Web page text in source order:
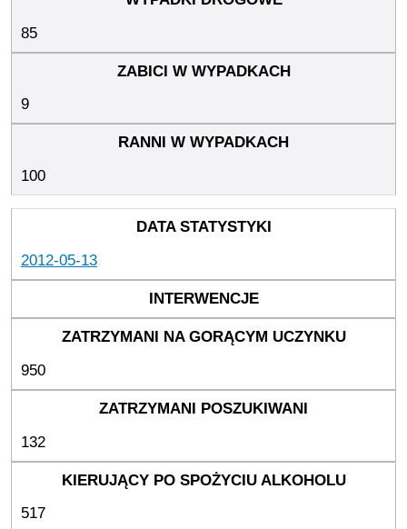
85
9
100
2012-05-13
950
132
517